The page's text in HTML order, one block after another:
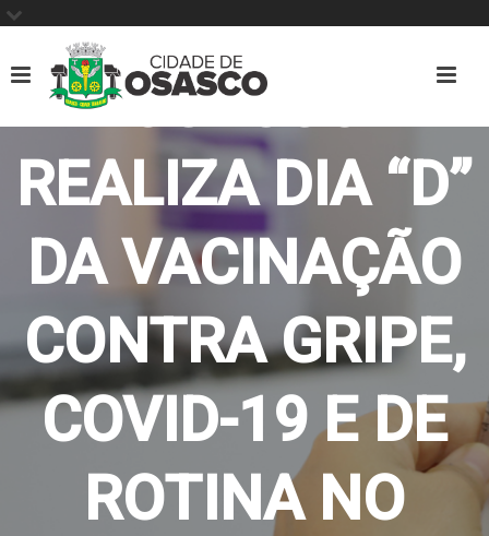
OSASCO
REALIZA DIA “D”
DA VACINAÇÃO
CONTRA GRIPE,
COVID-19 E DE
ROTINA NO